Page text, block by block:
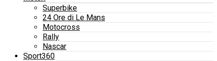
Superbike
24 Ore di Le Mans
Motocross
Rally
Nascar
Sport360